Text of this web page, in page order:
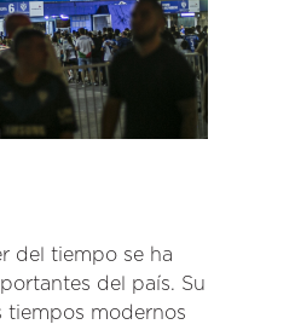
del tiempo se ha
del país. Su
tiempos modernos